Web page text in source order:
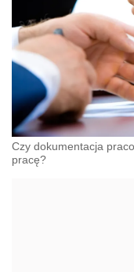
Czy dokumentacja
pracę?